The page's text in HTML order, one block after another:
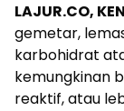
LAJUR.CO,
gemetar,
karbohidrat
kemungkinan
reaktif, atau